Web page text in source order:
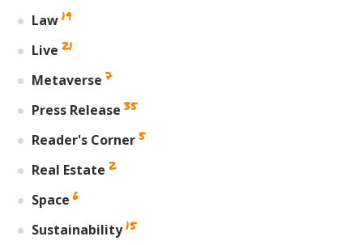
Law 19
Live 21
Metaverse 7
Press Release 35
Reader's Corner 5
Real Estate 2
Space 6
Sustainability 15